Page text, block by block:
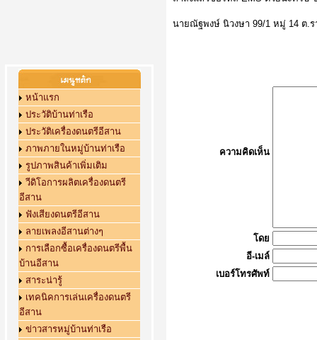
หน้าแรก
ประวัติบ้านท่าเรือ
ประวัติเครื่องดนตรีอีสาน
ภาพภายในหมู่บ้านท่าเรือ
รูปภาพสินค้าเพิ่มเติม
วีดิโอการผลิตเครื่องดนตรี
อีสาน
ฟังเสียงดนตรีอีสาน
ลายเพลงอีสานต่างๆ
การเลือกซื้อเครื่องดนตรีพื้น
บ้านอีสาน
สาระน่ารู้
เทคนิคการเล่นเครื่องดนตรี
อีสาน
ข่าวสารหมู่บ้านท่าเรือ
นายณัฐพงษ์ นิวงษา 99/1 หมู่ 14 ต.
ความคิดเห็น
โดย
อี-เมล์
เบอร์โทรศัพท์